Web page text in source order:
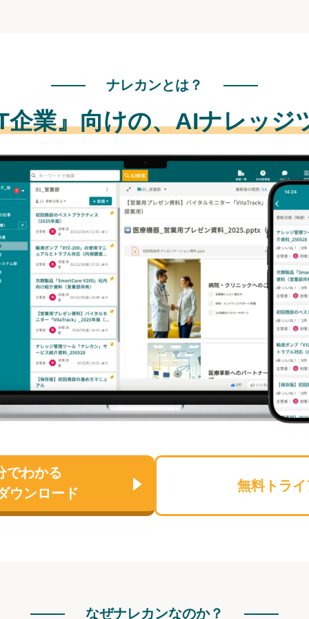
ナレカンとは？
企業』向けの、AIナレッジ
でわかる
ウンロード
無料トラ
なぜナレカンなのか？